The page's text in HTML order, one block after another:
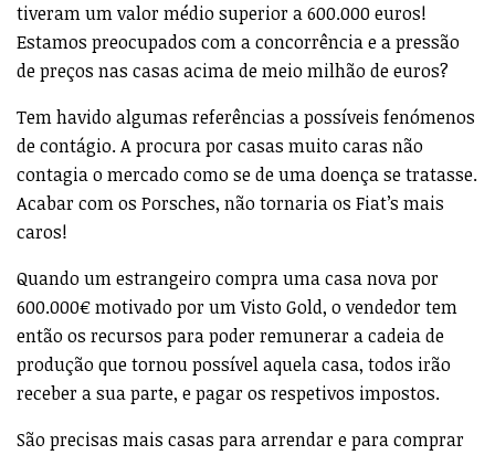
tiveram um valor médio superior a 600.000 euros!
Estamos preocupados com a concorrência e a pressão
de preços nas casas acima de meio milhão de euros?
Tem havido algumas referências a possíveis fenómenos
de contágio. A procura por casas muito caras não
contagia o mercado como se de uma doença se tratasse.
Acabar com os Porsches, não tornaria os Fiat’s mais
caros!
Quando um estrangeiro compra uma casa nova por
600.000€ motivado por um Visto Gold, o vendedor tem
então os recursos para poder remunerar a cadeia de
produção que tornou possível aquela casa, todos irão
receber a sua parte, e pagar os respetivos impostos.
São precisas mais casas para arrendar e para comprar